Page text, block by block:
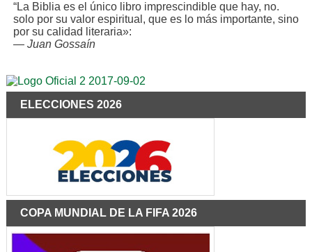
“La Biblia es el único libro imprescindible que hay, no.
solo por su valor espiritual, que es lo más importante, sino
por su calidad literaria»:
— Juan Gossaín
ELECCIONES 2026
COPA MUNDIAL DE LA FIFA 2026